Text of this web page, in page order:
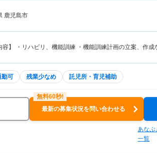
鹿児島市
容】 ・リハビリ、機能訓練 ・機能訓練計画の立案、作成
勤可 残業少なめ 託児所・育児補助
最新の募集状況を問い合わせる
あなぶ
一覧